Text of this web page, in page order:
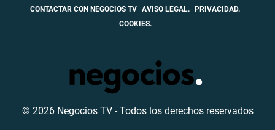
CONTACTAR CON NEGOCIOS TV AVISO LEGAL.
PRIVACIDAD.
COOKIES.
© 2026 Negocios TV - Todos los derechos reservados